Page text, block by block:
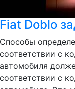
Fiat Doblo
Способы
соответствии с
автомобиля
соответствии с